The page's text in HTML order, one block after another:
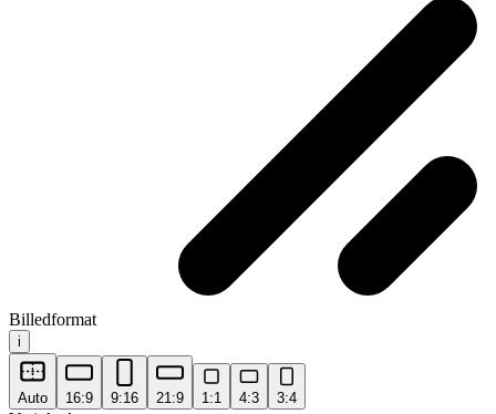
Billedformat
i
Auto 16:9 9:16 21:9 1:1 4:3 3:4